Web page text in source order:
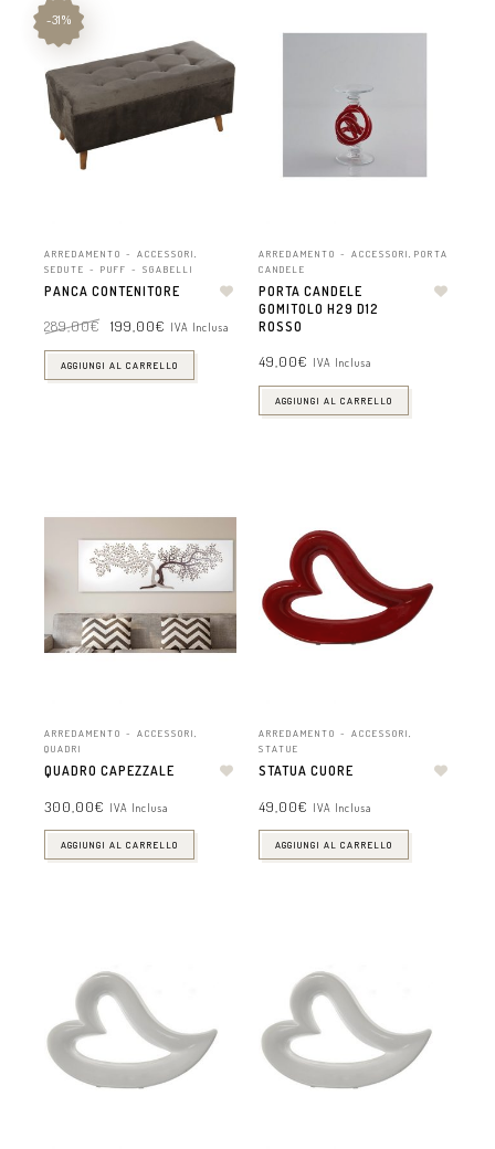
-31%
ARREDAMENTO - ACCESSORI
SEDUTE - PUFF - SGABELLI
PANCA CONTENITORE
289,00€ 199,00€ IVA Inclusa
AGGIUNGI AL CARRELLO
ARREDAMENTO - ACCESSORI
PORTA
CANDELE
PORTA CANDELE
GOMITOLO H29 D12
ROSSO
49,00€ IVA Inclusa
AGGIUNGI AL CARRELLO
ARREDAMENTO - ACCESSORI,
QUADRI
QUADRO CAPEZZALE
300,00€ IVA Inclusa
AGGIUNGI AL CARRELLO
ARREDAMENTO - ACCESSORI,
STATUE
STATUA CUORE
49,00€ IVA Inclusa
AGGIUNGI AL CARRELLO